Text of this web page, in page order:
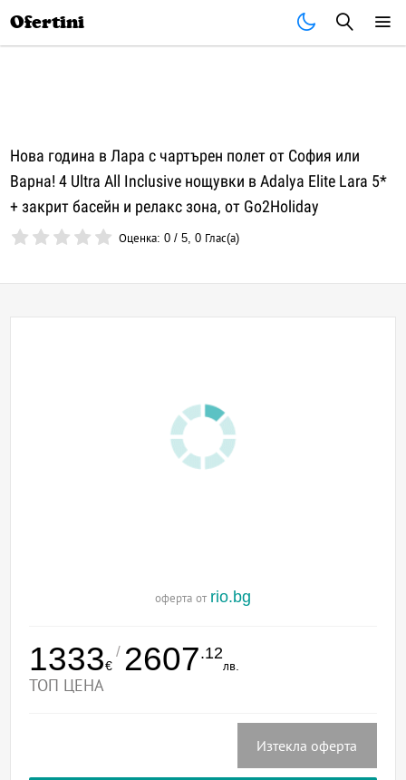
Ofertini
Нова година в Лара с чартърен полет от София или
Варна! 4 Ultra All Inclusive нощувки в Adalya Elite Lara 5*
+ закрит басейн и релакс зона, от Go2Holiday
Оценка:0 /5,0 Глас(а)
оферта от rio.bg
1333€
/ 2607.12
лв.
ТОП ЦЕНА
Изтекла оферта